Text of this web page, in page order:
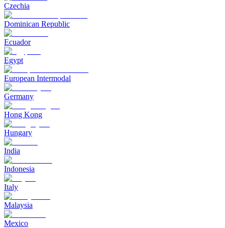
Czechia
Dominican Republic
Ecuador
Egypt
European Intermodal
Germany
Hong Kong
Hungary
India
Indonesia
Italy
Malaysia
Mexico